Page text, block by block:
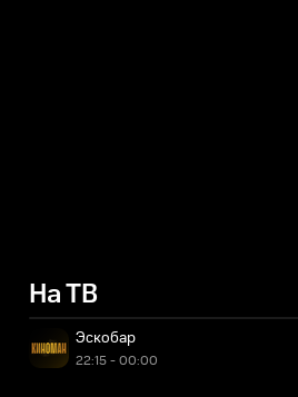
На ТВ
Эскобар
22:15 - 00:00